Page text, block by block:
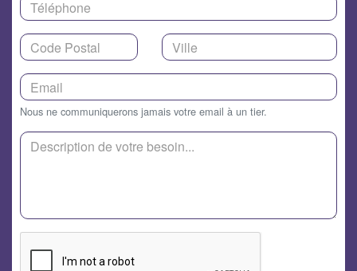
Nous ne communiquerons jamais votre email à un tier.